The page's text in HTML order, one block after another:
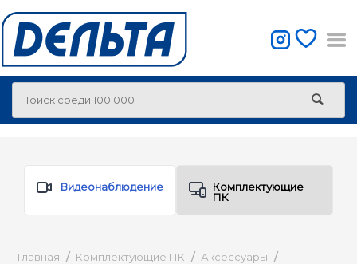
Видеонаблюдение
Комплектующие
ПК
Главная / Комплектующие ПК / Аксессуары /